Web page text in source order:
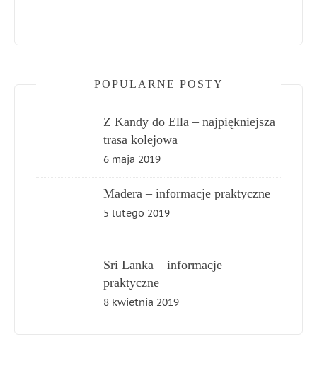
POPULARNE POSTY
Z Kandy do Ella – najpiękniejsza
trasa kolejowa
6 maja 2019
Madera – informacje praktyczne
5 lutego 2019
Sri Lanka – informacje
praktyczne
8 kwietnia 2019